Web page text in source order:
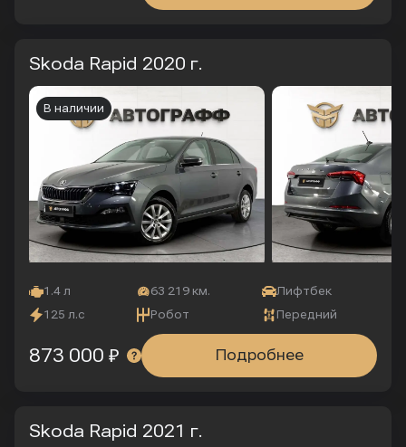
Skoda Rapid 2020 г.
1.4 л 63 219 км.
Лифтбек
125 л.с
Робот Передний
В наличии
Подробнее
873 000 ₽
Skoda Rapid 2021 г.